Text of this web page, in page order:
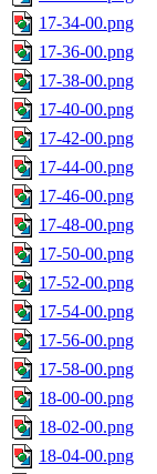
17-34-00.png
17-36-00.png
17-38-00.png
17-40-00.png
17-42-00.png
17-44-00.png
17-46-00.png
17-48-00.png
17-50-00.png
17-52-00.png
17-54-00.png
17-56-00.png
17-58-00.png
18-00-00.png
18-02-00.png
18-04-00.png